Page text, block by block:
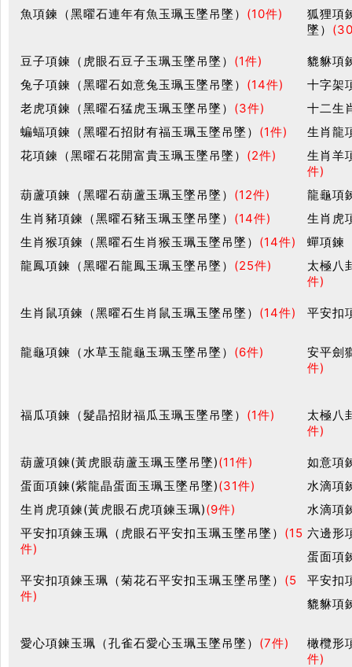
魚項鍊（黑曜石連年有魚玉珮玉墜吊墜） (10件)
狐狸項
墜）
豆子項鍊（虎眼石豆子玉珮玉墜吊墜） (1件)
貔貅項
兔子項鍊（黑曜石如意兔玉珮玉墜吊墜） (14件)
十字架
老虎項鍊（黑曜石猛虎玉珮玉墜吊墜） (3件)
十二生
蝙蝠項鍊（黑曜石招財有福玉珮玉墜吊墜） (1件)
生肖龍
花項鍊（黑曜石花開富貴玉珮玉墜吊墜） (2件)
生肖羊
件)
葫蘆項鍊（黑曜石葫蘆玉珮玉墜吊墜） (12件)
龍龜項
生肖豬項鍊（黑曜石豬玉珮玉墜吊墜） (14件)
生肖虎
生肖猴項鍊（黑曜石生肖猴玉珮玉墜吊墜） (14件)
蟬項鍊
龍鳳項鍊（黑曜石龍鳳玉珮玉墜吊墜） (25件)
太極八
件)
生肖鼠項鍊（黑曜石生肖鼠玉珮玉墜吊墜） (14件) 平安扣
龍龜項鍊（水草玉龍龜玉珮玉墜吊墜） (6件)
安平劍
件)
福瓜項鍊（髮晶招財福瓜玉珮玉墜吊墜） (1件)
太極八
件)
葫蘆項鍊(黃虎眼葫蘆玉珮玉墜吊墜)(11件)
如意項
蛋面項鍊(紫龍晶蛋面玉珮玉墜吊墜)(31件)
水滴項
生肖虎項鍊(黃虎眼石虎項鍊玉珮)(9件)
水滴項
平安扣項鍊玉珮（虎眼石平安扣玉珮玉墜吊墜） (15
件)
六邊形
蛋面項
平安扣項鍊玉珮（菊花石平安扣玉珮玉墜吊墜） (5
件)
平安扣
貔貅項
愛心項鍊玉珮（孔雀石愛心玉珮玉墜吊墜） (7件)
橄欖形
件)